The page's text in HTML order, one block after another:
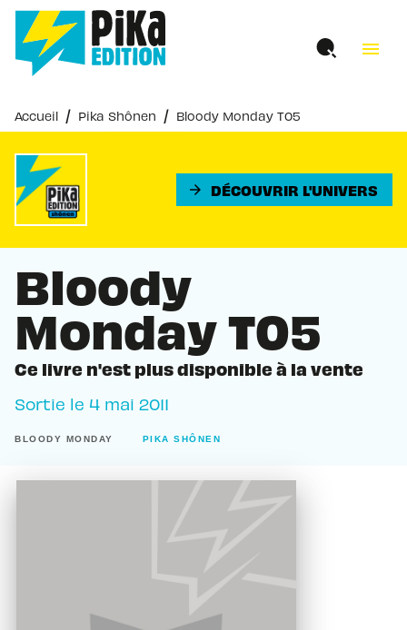
MENU RECHERCHE
PIED DE PAGE
menu
Accueil / Pika Shônen / Bloody Monday T05
arrow_forward DÉCOUVRIR L'UNIVERS
Bloody
Monday T05
Ce livre n'est plus disponible à la vente
Sortie le 4 mai 2011
BLOODY MONDAY PIKA SHÔNEN